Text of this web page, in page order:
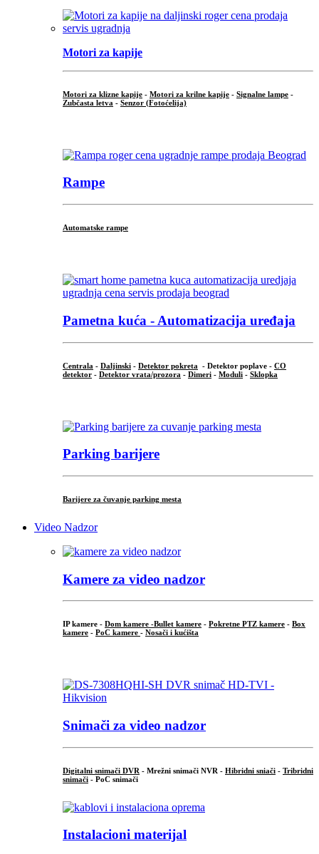
Motori za kapije
Motori za klizne kapije - Motori za krilne kapije - Signalne lampe -
Zubčasta letva - Senzor (Fotoćelija)
Rampe
Automatske rampe
Pametna kuća - Automatizacija uređaja
Centrala - Daljinski - Detektor pokreta - Detektor poplave - CO
detektor - Detektor vrata/prozora - Dimeri - Moduli - Sklopka
Parking barijere
Barijere za čuvanje parking mesta
Video Nadzor
Kamere za video nadzor
IP kamere - Dom kamere -Bullet kamere - Pokretne PTZ kamere - Box
kamere - PoC kamere - Nosači i kućišta
Snimači za video nadzor
Digitalni snimači DVR - Mrežni snimači NVR - Hibridni sniači - Tribridni
snimači - PoC snimači
Instalacioni materijal